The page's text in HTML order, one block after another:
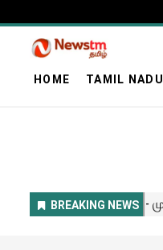
HOME TAMIL NADU